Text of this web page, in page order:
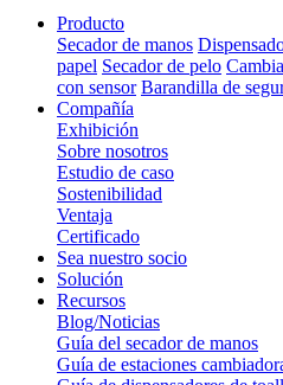
Producto
Secador de manos
papel Secador de pelo
con sensor Barandilla de
Compañía
Exhibición
Sobre nosotros
Estudio de caso
Sostenibilidad
Ventaja
Certificado
Sea nuestro socio
Solución
Recursos
Blog/Noticias
Guía del secador de manos
Guía de estaciones